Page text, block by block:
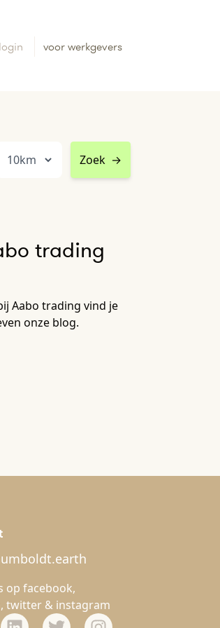
login voor werkgevers
Zoek →
trading
Aabo trading vind je
onze blog.
op facebook,
, twitter & instagram